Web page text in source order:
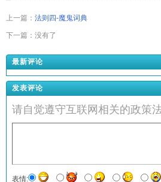
上一篇： 法则四-魔鬼词典
下一篇：没有了
最新评论
发表评论
请自觉遵守互联网相关的政策
表情: